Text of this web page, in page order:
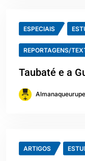
ESPECIAIS
REPORTAGENS/
Taubaté e a
ARTIGOS